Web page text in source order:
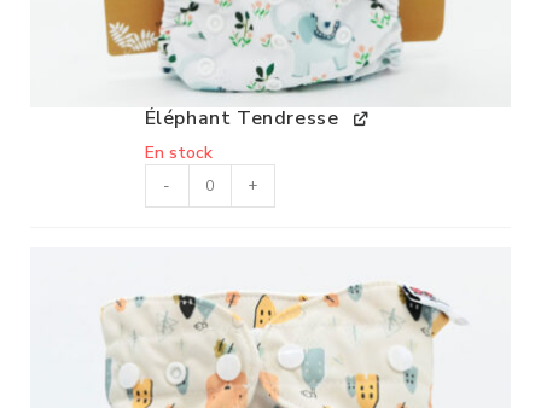
Éléphant Tendresse
En stock
- +